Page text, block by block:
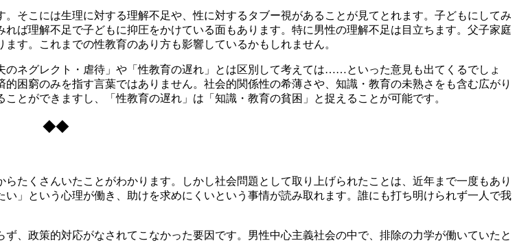
そこには生理に対する理解不足や、性に対するタブー視があることが見てとれます。子どもにしてみ
ば理解不足で子どもに抑圧をかけている面もあります。特に男性の理解不足は目立ちます。父子家庭
す。これまでの性教育のあり方も影響しているかもしれません。
ネグレクト・虐待」や「性教育の遅れ」とは区別して考えては……といった意見も出てくるでしょ
困窮のみを指す言葉ではありません。社会的関係性の希薄さや、知識・教育の未熟さをも含む広がり
とができますし、「性教育の遅れ」は「知識・教育の貧困」と捉えることが可能です。
◆◆
たくさんいたことがわかります。しかし社会問題として取り上げられたことは、近年まで一度もあり
」という心理が働き、助けを求めにくいという事情が読み取れます。誰にも打ち明けられず一人で我
、政策的対応がなされてこなかった要因です。男性中心主義社会の中で、排除の力学が働いていたと